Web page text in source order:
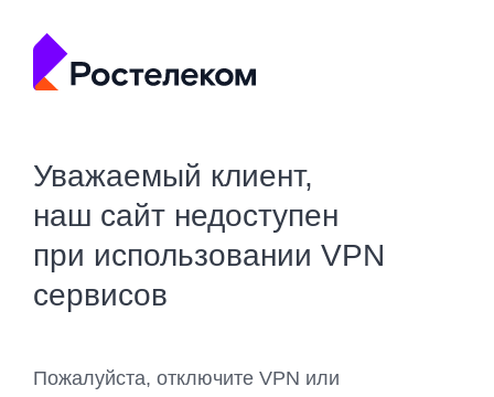
Уважаемый клиент,
наш сайт недоступен
при использовании VPN
сервисов
Пожалуйста, отключите VPN или